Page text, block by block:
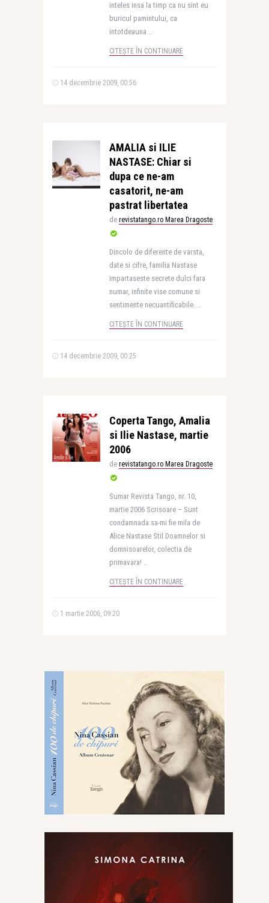
inteles insa la timp ca nu sint eu
buricul pamintului, ca
intotdeauna ..
CITEȘTE ÎN CONTINUARE
14 decembrie 2009, 00:56
AMALIA si ILIE
NASTASE: Chiar si
dupa ce ne-am
casatorit, ne-am
pastrat libertatea
de revistatango.ro Marea Dragoste
Dincolo de diferente de varsta,
date si cifre, familia Nastase
impartaseste secrete dulci fara
numar, infinite vise comune si
sentimente necuantificabile. ..
CITEȘTE ÎN CONTINUARE
14 decembrie 2009, 00:25
Coperta Tango, Amalia
si Ilie Nastase, martie
2006
de revistatango.ro Marea Dragoste
Sumar Revista Tango, nr. 10,
martie 2006 Scrisoare – Sunt
condamnada sa-mi fie mila de
Alice Nastase Stil Doamnelor si
domnisoarelor, colectia de
primavara! ..
CITEȘTE ÎN CONTINUARE
1 martie 2006, 09:20